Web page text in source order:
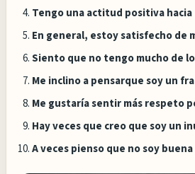
Tengo una actitud positiva hacia
En general, estoy satisfecho de
Siento que no tengo mucho de
Me inclino a pensarque soy un
Me gustaría sentir más respeto
Hay veces que creo que soy un
A veces pienso que no soy